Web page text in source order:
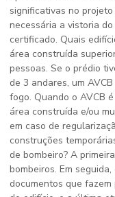
significativas no
necessária a vistoria
certificado. Quais
área construída
pessoas. Se o prédio
de 3 andares, um
fogo. Quando o AVCB
área construída e/ou
em caso de
construções
de bombeiro? A
bombeiros. Em
documentos que